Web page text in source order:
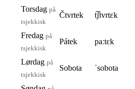
Torsdag på
tsjekkisk
Čtvrtek t͡ʃtvrtɛk
Fredag på
tsjekkisk
Pátek paːtɛk
Lørdag på
tsjekkisk
Sobota ˈsobota